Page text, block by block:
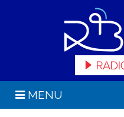
MENU